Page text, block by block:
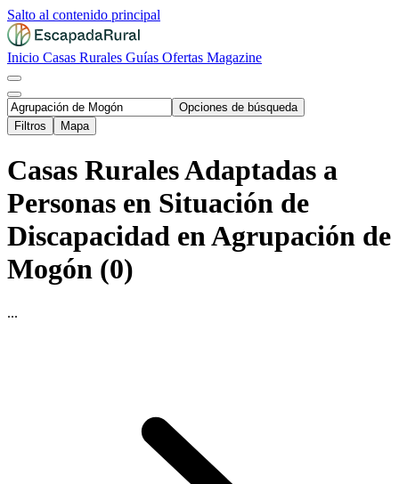
Salto al contenido principal
Inicio Casas Rurales Guías Ofertas Magazine
Opciones de búsqueda
Filtros
Mapa
Casas Rurales Adaptadas a
Personas en Situación de
Discapacidad en Agrupación de
Mogón (0)
...